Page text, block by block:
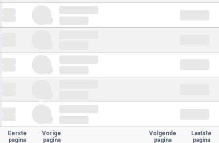
Eerste
pagina
Vorige
pagina
Volgende
pagina
Laatste
pagina